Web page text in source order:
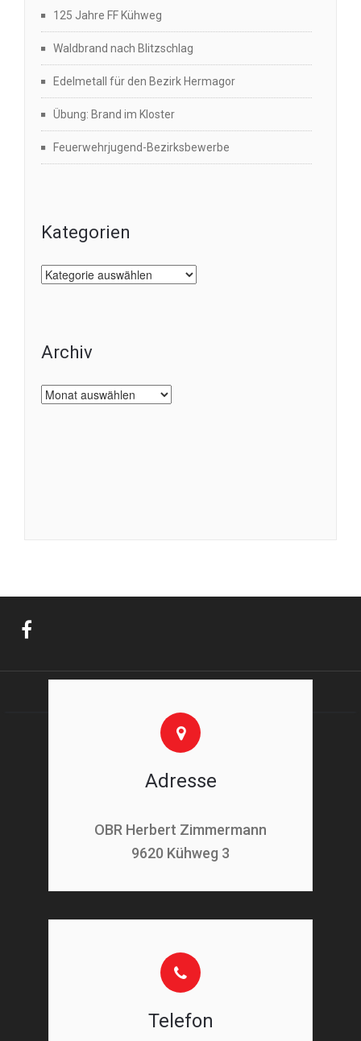
125 Jahre FF Kühweg
Waldbrand nach Blitzschlag
Edelmetall für den Bezirk Hermagor
Übung: Brand im Kloster
Feuerwehrjugend-Bezirksbewerbe
Kategorien
Kategorien
Archiv
Archiv
Adresse
OBR Herbert Zimmermann
9620 Kühweg 3
Telefon